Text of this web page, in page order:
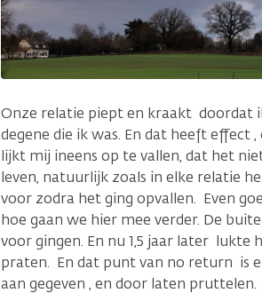
Onze relatie piept en kraakt doordat
degene die ik was. En dat heeft
lijkt mij ineens op te vallen, dat het
leven, natuurlijk zoals in elke relatie
voor zodra het ging opvallen. Even
hoe gaan we hier mee verder. De
voor gingen. En nu 1,5 jaar later
praten. En dat punt van no return is
aan gegeven , en door laten